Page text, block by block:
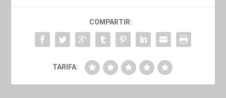
COMPARTIR:
TARIFA: